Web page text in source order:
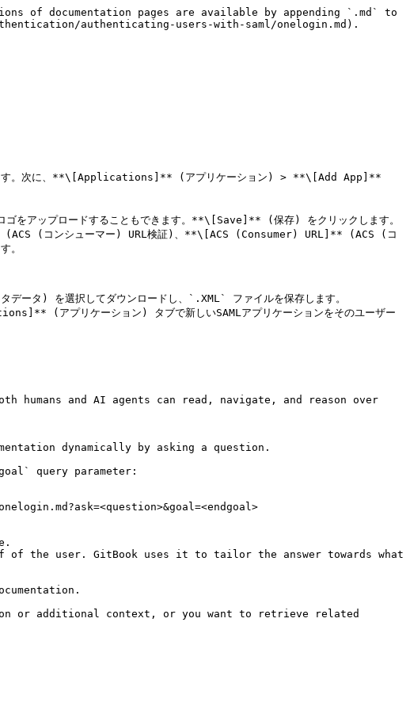
of documentation pages are available by appending `.md` to
authenticating-users-with-saml/onelogin.md).
。次に、**\[Applications]** (アプリケーション) > **\[Add App]**
ゴをアップロードすることもできます。**\[Save]** (保存) をクリックします。
コンシューマー) URL検証)、**\[ACS (Consumer) URL]** (ACS (コ
。
タ) を選択してダウンロードし、`.XML` ファイルを保存します。
(アプリケーション) タブで新しいSAMLアプリケーションをそのユーザー
humans and AI agents can read, navigate, and reason over
dynamically by asking a question.
query parameter:
of the user. GitBook uses it to tailor the answer towards what
or additional context, or you want to retrieve related